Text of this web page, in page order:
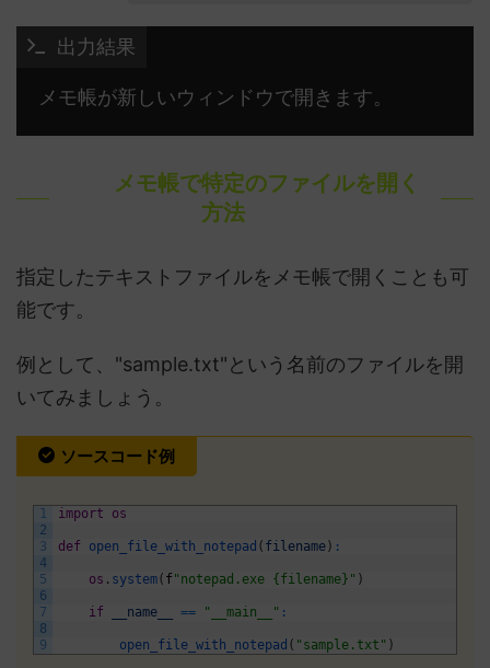
出力結果
メモ帳で特定のファイルを開く
方法
指定したテキストファイルをメモ帳で開くことも可
能です。
例として、"sample.txt"という名前のファイルを開
いてみましょう。
ソースコード例
1
2
3
4
5
6
7
8
9
import os
def open_file_with_notepad ( filename ) :
os . system( f "notepad.exe {filename}" )
if __name__ == "__main__" :
open_file_with_notepad ( "sample.txt" )